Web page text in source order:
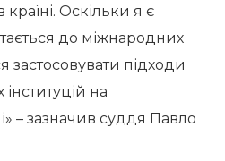
країні. Оскільки я є
до міжнародних
застосовувати підходи
на
– зазначив суддя Павло